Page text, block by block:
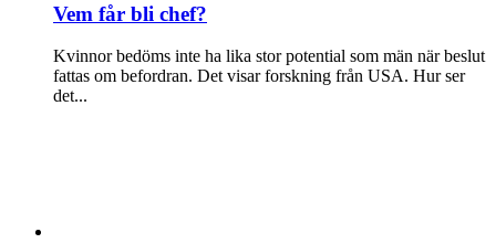
Vem får bli chef?
Kvinnor bedöms inte ha lika stor potential som män när beslut
fattas om befordran. Det visar forskning från USA. Hur ser
det...